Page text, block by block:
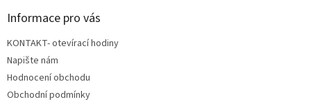
Informace pro vás
KONTAKT- otevírací hodiny
Napište nám
Hodnocení obchodu
Obchodní podmínky